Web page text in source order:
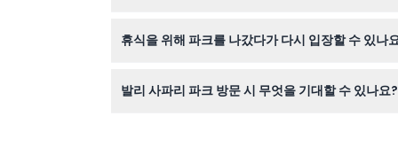
휴식을 위해 파크를 나갔다가 다시 입장할 수 있나
발리 사파리 파크 방문 시 무엇을 기대할 수 있나요?